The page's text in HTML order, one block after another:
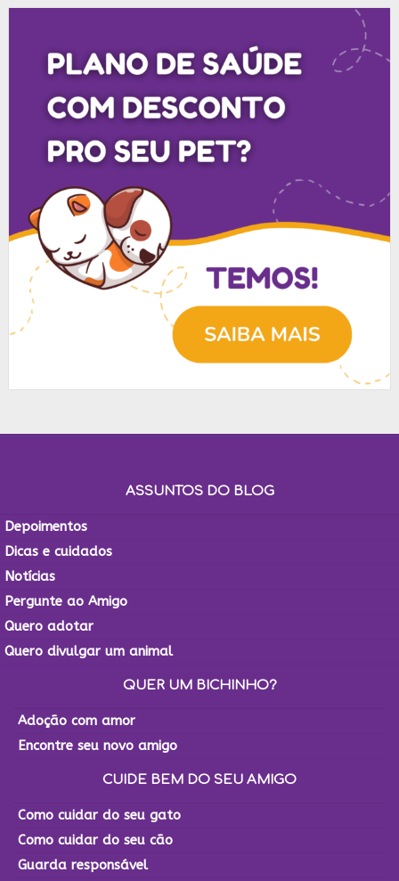
ASSUNTOS DO BLOG
Depoimentos
Dicas e cuidados
Notícias
Pergunte ao Amigo
Quero adotar
Quero divulgar um animal
QUER UM BICHINHO?
Adoção com amor
Encontre seu novo amigo
CUIDE BEM DO SEU AMIGO
Como cuidar do seu gato
Como cuidar do seu cão
Guarda responsável